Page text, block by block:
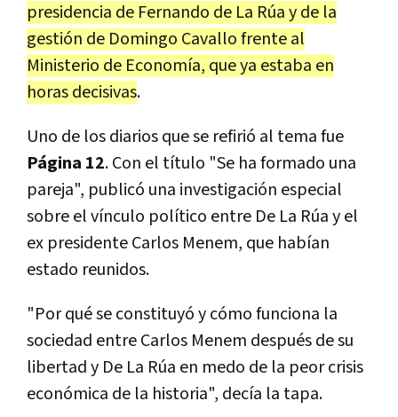
presidencia de Fernando de La Rúa y de la
gestión de Domingo Cavallo frente al
Ministerio de Economía, que ya estaba en
horas decisivas.
Uno de los diarios que se refirió al tema fue
Página 12. Con el título "Se ha formado una
pareja", publicó una investigación especial
sobre el vínculo político entre De La Rúa y el
ex presidente Carlos Menem, que habían
estado reunidos.
"Por qué se constituyó y cómo funciona la
sociedad entre Carlos Menem después de su
libertad y De La Rúa en medo de la peor crisis
económica de la historia", decía la tapa.